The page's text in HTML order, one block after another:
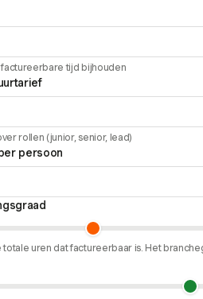
tijd bijhouden
rollen (junior, senior, lead)
persoon
uren dat factureerbaar is. Het